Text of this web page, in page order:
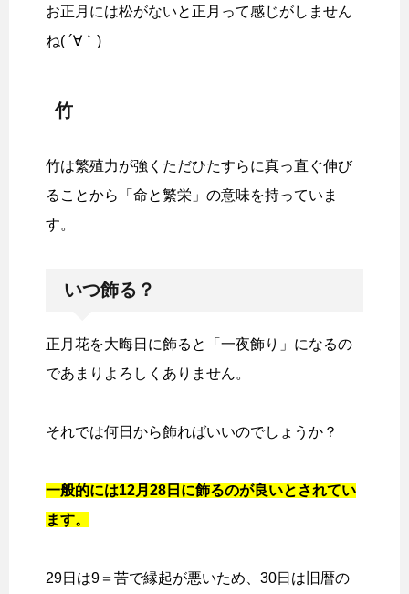
お正月には松がないと正月って感じがしません
ね( ´∀｀)
竹
竹は繁殖力が強くただひたすらに真っ直ぐ伸び
ることから「命と繁栄」の意味を持っていま
す。
いつ飾る？
正月花を大晦日に飾ると「一夜飾り」になるの
であまりよろしくありません。
それでは何日から飾ればいいのでしょうか？
一般的には12月28日に飾るのが良いとされてい
ます。
29日は9＝苦で縁起が悪いため、30日は旧暦の